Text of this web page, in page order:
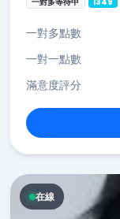
一對多點數
一對一點數
滿意度評分
在線